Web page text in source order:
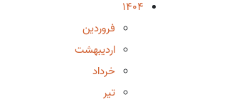
1404
فروردین
اردیبهشت
خرداد
تیر